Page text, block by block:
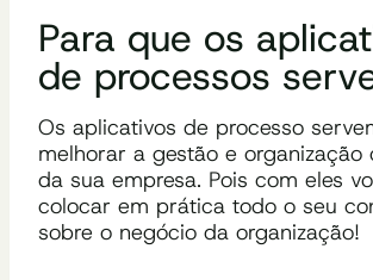
Para que os
de processos
Os aplicativos de processo
melhorar a gestão e organização
da sua empresa. Pois com eles
colocar em prática todo o seu
sobre o negócio da organização!